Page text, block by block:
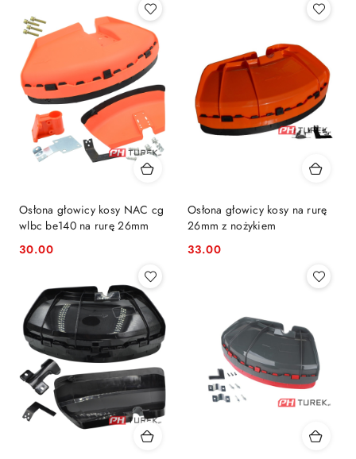
Osłona głowicy kosy NAC cg
wlbc be140 na rurę 26mm
Cena:
30.00
Osłona głowicy kosy na rurę
26mm z nożykiem
Cena:
33.00